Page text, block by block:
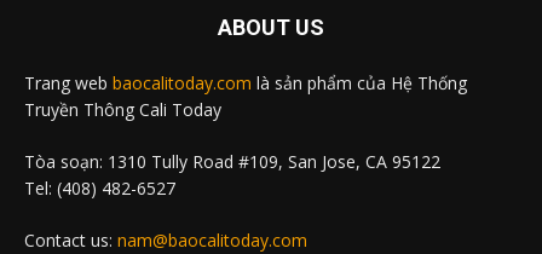
ABOUT US
Trang web baocalitoday.com là sản phẩm của Hệ Thống
Truyền Thông Cali Today
Tòa soạn: 1310 Tully Road #109, San Jose, CA 95122
Tel: (408) 482-6527
Contact us: nam@baocalitoday.com